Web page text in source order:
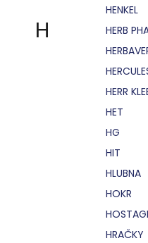
H
HENKEL
HERB
HERR
HET
HG
HIT
HLUBNA
HOKR
HRAČKY